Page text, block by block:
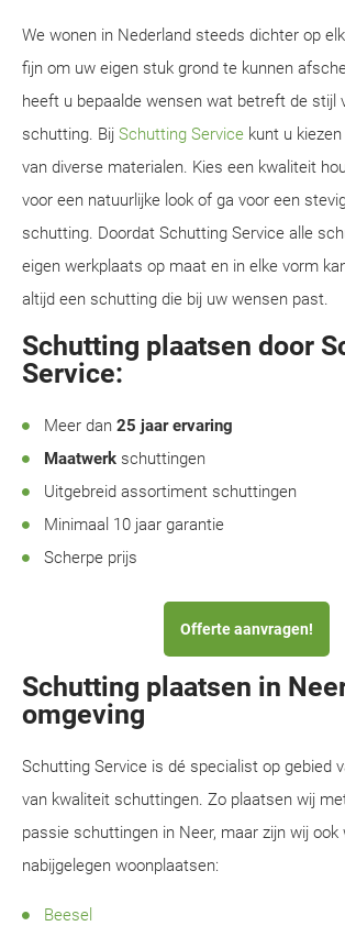
We wonen in Nederland steeds dichter op
fijn om uw eigen stuk grond te kunnen
heeft u bepaalde wensen wat betreft de stijl
schutting. Bij Schutting Service kunt u
van diverse materialen. Kies een kwaliteit
voor een natuurlijke look of ga voor een
schutting. Doordat Schutting Service alle
eigen werkplaats op maat en in elke vorm
altijd een schutting die bij uw wensen past.
Schutting plaatsen door
Service:
Meer dan 25 jaar ervaring
Maatwerk schuttingen
Uitgebreid assortiment schuttingen
Minimaal 10 jaar garantie
Scherpe prijs
Offerte aanvragen!
Schutting plaatsen in
omgeving
Schutting Service is dé specialist op gebied
van kwaliteit schuttingen. Zo plaatsen wij
passie schuttingen in Neer, maar zijn wij ook
nabijgelegen woonplaatsen:
Beesel